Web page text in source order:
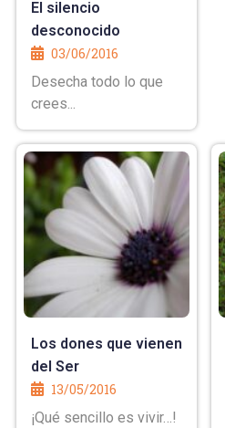
El silencio
desconocido
03/06/2016
Desecha todo lo que
crees...
Los dones que vienen
del Ser
13/05/2016
¡Qué sencillo es vivir…!